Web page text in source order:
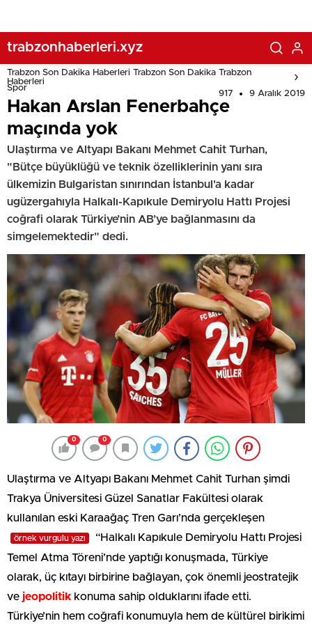
trabzonhaberleri.xyz
Trabzon Son Dakika Haberleri Trabzon Son Dakika Trabzon
Haberleri
Spor
917 9 Aralık 2019
Hakan Arslan Fenerbahçe
maçında yok
Ulaştırma ve Altyapı Bakanı Mehmet Cahit Turhan,
"Bütçe büyüklüğü ve teknik özelliklerinin yanı sıra
ülkemizin Bulgaristan sınırından İstanbul'a kadar
ugüzergahıyla Halkalı-Kapıkule Demiryolu Hattı Projesi
coğrafi olarak Türkiye’nin AB’ye bağlanmasını da
simgelemektedir" dedi.
0 0
Ulaştırma ve Altyapı Bakanı Mehmet Cahit Turhan şimdi
Trakya Üniversitesi Güzel Sanatlar Fakültesi olarak
kullanılan eski Karaağaç Tren Garı’nda gerçekleşen
örnek vurgulu yazı
“Halkalı Kapıkule Demiryolu Hattı Projesi
Temel Atma Töreni’nde yaptığı konuşmada, Türkiye
olarak, üç kıtayı birbirine bağlayan, çok önemli jeostratejik
ve jeopolitik konuma sahip olduklarını ifade etti.
Türkiye’nin hem coğrafi konumuyla hem de kültürel birikimi